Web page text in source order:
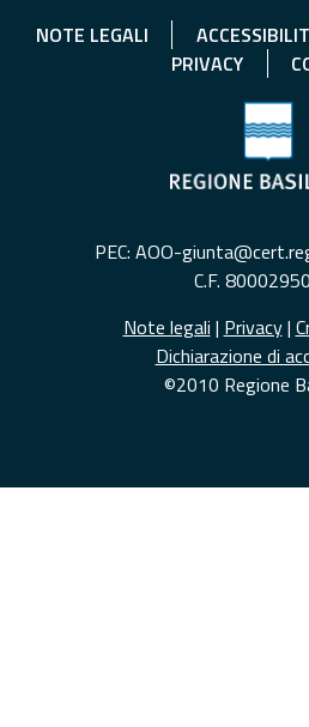
NOTE LEGALI
PRIVACY
PEC: AOO-
C.F.
Note legali | Privacy|
Dichiarazione di
©2010 Regione